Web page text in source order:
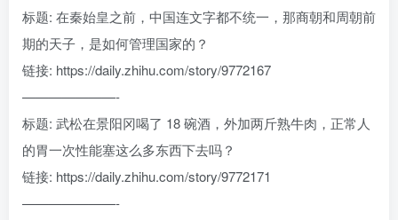
标题: 在秦始皇之前，中国连文字都不统一，那商朝和周朝前
期的天子，是如何管理国家的？
链接: https://daily.zhihu.com/story/9772167
———————-
标题: 武松在景阳冈喝了 18 碗酒，外加两斤熟牛肉，正常人
的胃一次性能塞这么多东西下去吗？
链接: https://daily.zhihu.com/story/9772171
———————-